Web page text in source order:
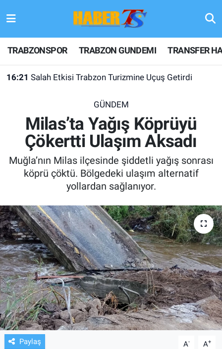
TRABZONSPOR TRABZON GUNDEMI TRANSFER
16:21 Salah Etkisi Trabzon Turizmine Uçuş Getirdi
GÜNDEM
Milas’ta Yağış Köprüyü
Çökertti Ulaşım Aksadı
Muğla’nın Milas ilçesinde şiddetli yağış sonrası
köprü çöktü. Bölgedeki ulaşım alternatif
yollardan sağlanıyor.
Paylaş A- A+
TRABZONSPOR
TRABZON GUNDEMI
KULİS MEYDANI
1461 TRABZON
ALT LIGLER
TV VE SİNEMA
BASKETBOL
SAĞLIK
GENEL
KÜLTÜR SANAT
Hava Durumu
Trafik Durumu
Son Dakika Haberleri
Haber Arşivi